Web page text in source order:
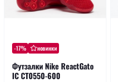
-17% новинки
Футзалки Nike ReactGato
IC CT0550-600